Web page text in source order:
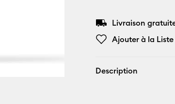
Livraison
Ajouter à la
Description